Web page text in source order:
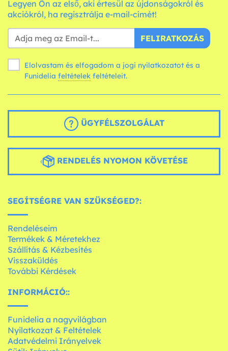
Legyen Ön az első, aki értesül az újdonságokról és
akciókról, ha regisztrálja e-mail-címét!
FELIRATKOZÁS
Elolvastam és elfogadom a jogi nyilatkozatot és a
Funidelia feltételek feltételeit.
ÜGYFÉLSZOLGÁLAT
RENDELÉS NYOMON KÖVETÉSE
SEGÍTSÉGRE VAN SZÜKSÉGED?:
Rendeléseim
Termékek & Méretekhez
Szállítás & Kézbesítés
Visszaküldés
További Kérdések
INFORMÁCIÓ::
Funidelia a nagyvilágban
Nyilatkozat & Feltételek
Adatvédelmi Irányelvek